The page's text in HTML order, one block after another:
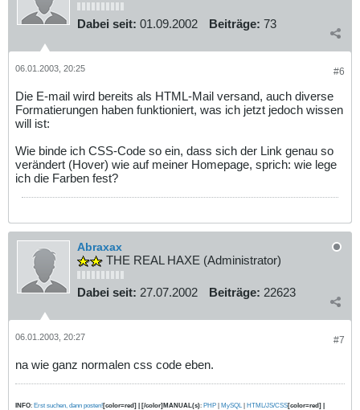
Dabei seit: 01.09.2002 Beiträge: 73
#6
06.01.2003, 20:25
Die E-mail wird bereits als HTML-Mail versand, auch diverse
Formatierungen haben funktioniert, was ich jetzt jedoch wissen
will ist:
Wie binde ich CSS-Code so ein, dass sich der Link genau so
verändert (Hover) wie auf meiner Homepage, sprich: wie lege
ich die Farben fest?
Abraxax
THE REAL HAXE (Administrator)
Dabei seit: 27.07.2002 Beiträge: 22623
#7
06.01.2003, 20:27
na wie ganz normalen css code eben.
INFO: Erst suchen, dann posten![color=red] | [/color]MANUAL(s): PHP | MySQL | HTML/JS/CSS[color=red] |